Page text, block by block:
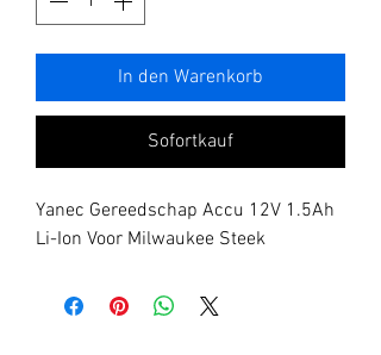
In den Warenkorb
Sofortkauf
Yanec Gereedschap Accu 12V 1.5Ah
Li-Ion Voor Milwaukee Steek